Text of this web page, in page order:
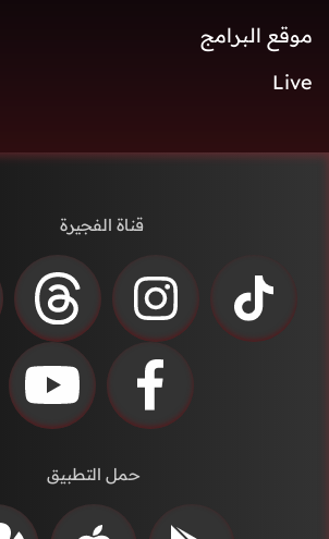
موقع البرامج
Live
قناة الفجيرة
حمل التطبيق